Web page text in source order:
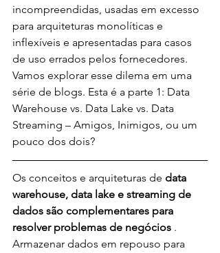
incompreendidas, usadas em excesso
para arquiteturas monolíticas e
inflexíveis e apresentadas para casos
de uso errados pelos fornecedores.
Vamos explorar esse dilema em uma
série de blogs. Esta é a parte 1: Data
Warehouse vs. Data Lake vs. Data
Streaming – Amigos, Inimigos, ou um
pouco dos dois?
Os conceitos e arquiteturas de data
warehouse, data lake e streaming de
dados são complementares para
resolver problemas de negócios .
Armazenar dados em repouso para